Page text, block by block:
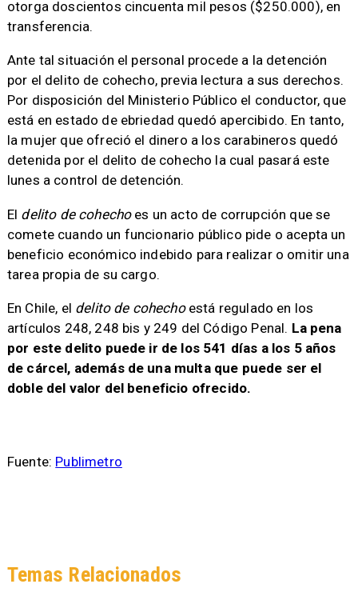
otorga doscientos cincuenta mil pesos ($250.000), en
transferencia.
Ante tal situación el personal procede a la detención
por el delito de cohecho, previa lectura a sus derechos.
Por disposición del Ministerio Público el conductor, que
está en estado de ebriedad quedó apercibido. En tanto,
la mujer que ofreció el dinero a los carabineros quedó
detenida por el delito de cohecho la cual pasará este
lunes a control de detención.
El delito de cohechoes un acto de corrupción que se
comete cuando un funcionario público pide o acepta un
beneficio económico indebido para realizar o omitir una
tarea propia de su cargo.
En Chile, el delito de cohechoestá regulado en los
artículos 248, 248 bis y 249 del Código Penal. La pena
por este delito puede ir de los 541 días a los 5 años
de cárcel, además de una multa que puede ser el
doble del valor del beneficio ofrecido.
Fuente: Publimetro
Temas Relacionados